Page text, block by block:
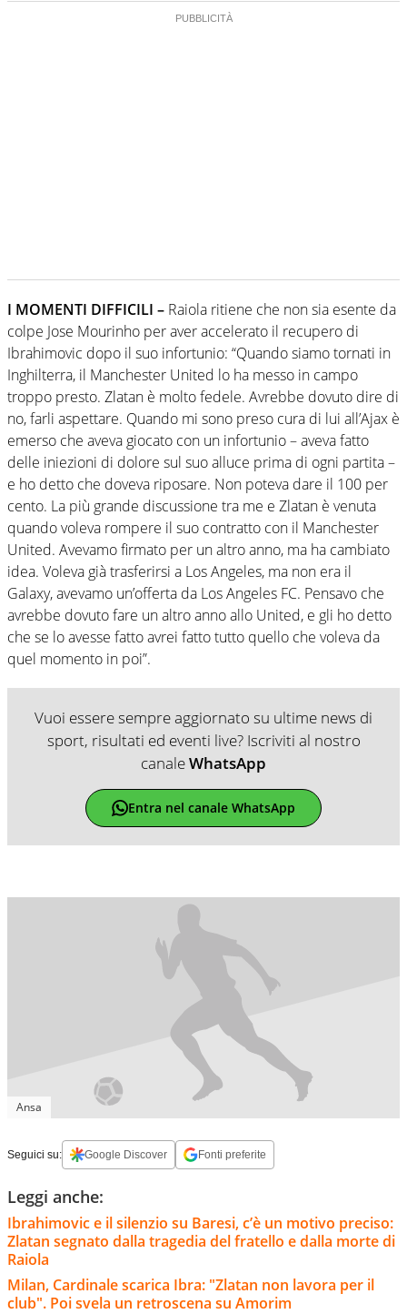
I MOMENTI DIFFICILI – Raiola ritiene che non sia esente da
colpe Jose Mourinho per aver accelerato il recupero di
Ibrahimovic dopo il suo infortunio: “Quando siamo tornati in
Inghilterra, il Manchester United lo ha messo in campo
troppo presto. Zlatan è molto fedele. Avrebbe dovuto dire di
no, farli aspettare. Quando mi sono preso cura di lui all’Ajax è
emerso che aveva giocato con un infortunio – aveva fatto
delle iniezioni di dolore sul suo alluce prima di ogni partita –
e ho detto che doveva riposare. Non poteva dare il 100 per
cento. La più grande discussione tra me e Zlatan è venuta
quando voleva rompere il suo contratto con il Manchester
United. Avevamo firmato per un altro anno, ma ha cambiato
idea. Voleva già trasferirsi a Los Angeles, ma non era il
Galaxy, avevamo un’offerta da Los Angeles FC. Pensavo che
avrebbe dovuto fare un altro anno allo United, e gli ho detto
che se lo avesse fatto avrei fatto tutto quello che voleva da
quel momento in poi”.
Vuoi essere sempre aggiornato su ultime news di
sport, risultati ed eventi live? Iscriviti al nostro
canaleWhatsApp
Entra nel canale WhatsApp
Ansa
Seguici su: Google Discover Fonti preferite
Leggi anche:
Ibrahimovic e il silenzio su Baresi, c’è un motivo preciso:
Zlatan segnato dalla tragedia del fratello e dalla morte di
Raiola
Milan, Cardinale scarica Ibra: "Zlatan non lavora per il
club". Poi svela un retroscena su Amorim